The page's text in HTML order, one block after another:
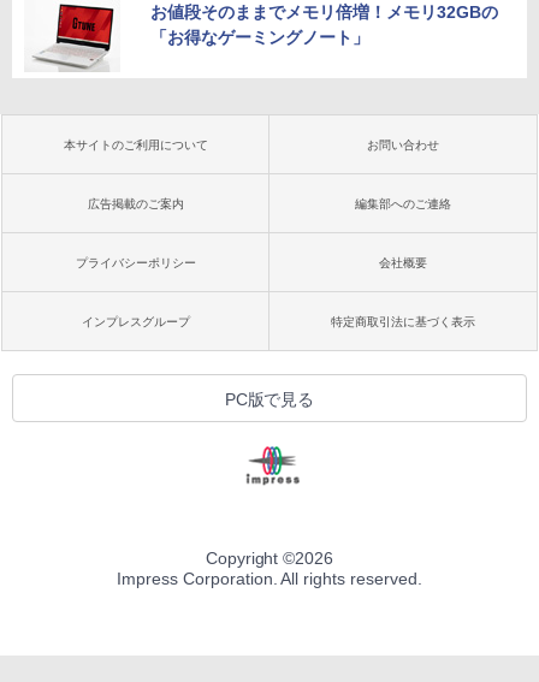
お値段そのままでメモリ倍増！メモリ32GBの
「お得なゲーミングノート」
本サイトのご利用について お問い合わせ
広告掲載のご案内 編集部へのご連絡
プライバシーポリシー 会社概要
インプレスグループ 特定商取引法に基づく表示
PC版で見る
Copyright ©2026
Impress Corporation. All rights reserved.